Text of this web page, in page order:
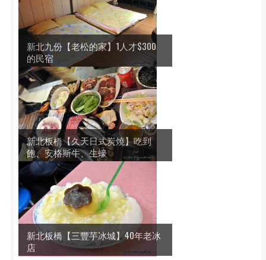
新北九份【老松的家】1人才$300
的民宿
新北板橋【久天日式炭燒】吃到
飽、安格斯牛、生蠔
新北板橋【三豐芋冰城】40年老冰
店